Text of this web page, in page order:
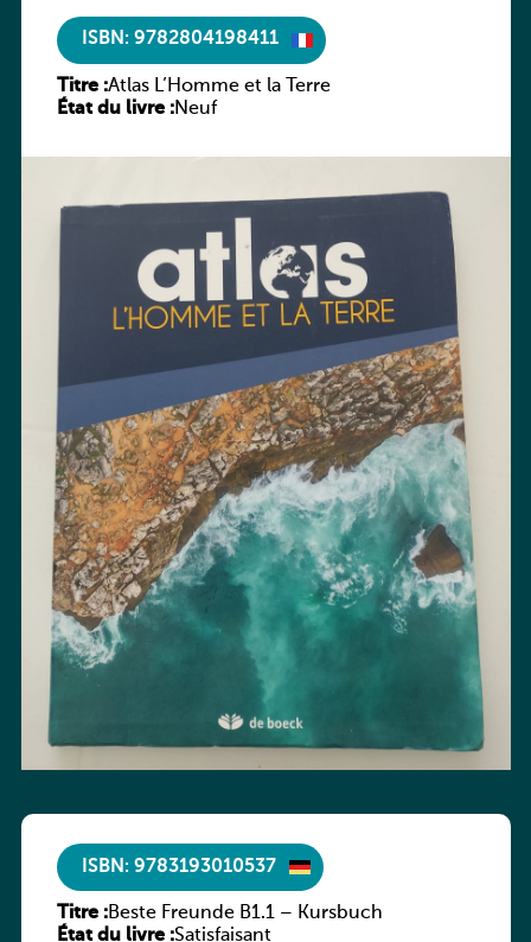
ISBN: 9782804198411
Titre :Atlas L’Homme et la Terre
État du livre :Neuf
ISBN: 9783193010537
Titre :Beste Freunde B1.1 – Kursbuch
État du livre :Satisfaisant